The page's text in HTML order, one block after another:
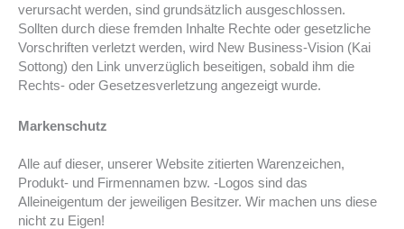
verursacht werden, sind grundsätzlich ausgeschlossen.
Sollten durch diese fremden Inhalte Rechte oder gesetzliche
Vorschriften verletzt werden, wird New Business-Vision (Kai
Sottong) den Link unverzüglich beseitigen, sobald ihm die
Rechts- oder Gesetzesverletzung angezeigt wurde.
Markenschutz
Alle auf dieser, unserer Website zitierten Warenzeichen,
Produkt- und Firmennamen bzw. -Logos sind das
Alleineigentum der jeweiligen Besitzer. Wir machen uns diese
nicht zu Eigen!